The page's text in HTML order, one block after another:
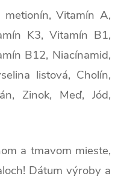
metionín, Vitamín A,
K3, Vitamín B1,
B12, Niacínamid,
listová, Cholín,
Zinok, Meď, Jód,
a tmavom mieste,
Dátum výroby a